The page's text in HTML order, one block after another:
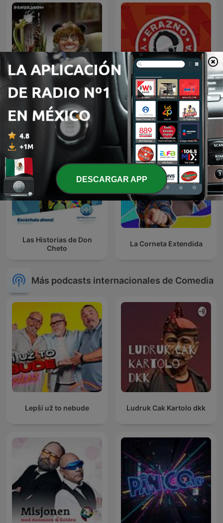
Panda Show (NO OFICIAL)
Erazno y La Chokolata El
Podcast
Las Historias de Don
Cheto
La Corneta Extendida
Más podcasts internacionales de Comedia
Lepší už to nebude Ludruk Cak Kartolo dkk
DESCARGAR APP